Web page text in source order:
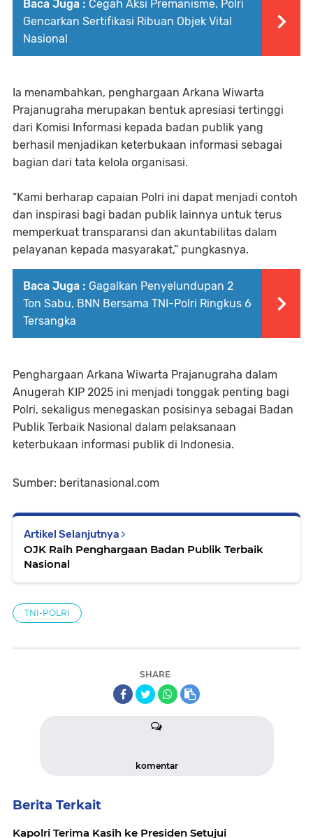
Baca Juga : Cegah Aksi Premanisme, Polri
Gencarkan Sertifikasi Ribuan Objek Vital
Nasional
Ia menambahkan, penghargaan Arkana Wiwarta
Prajanugraha merupakan bentuk apresiasi tertinggi
dari Komisi Informasi kepada badan publik yang
berhasil menjadikan keterbukaan informasi sebagai
bagian dari tata kelola organisasi.
“Kami berharap capaian Polri ini dapat menjadi contoh
dan inspirasi bagi badan publik lainnya untuk terus
memperkuat transparansi dan akuntabilitas dalam
pelayanan kepada masyarakat,” pungkasnya.
Baca Juga : Gagalkan Penyelundupan 2
Ton Sabu, BNN Bersama TNI-Polri Ringkus 6
Tersangka
Penghargaan Arkana Wiwarta Prajanugraha dalam
Anugerah KIP 2025 ini menjadi tonggak penting bagi
Polri, sekaligus menegaskan posisinya sebagai Badan
Publik Terbaik Nasional dalam pelaksanaan
keterbukaan informasi publik di Indonesia.
Sumber: beritanasional.com
Artikel Selanjutnya
OJK Raih Penghargaan Badan Publik Terbaik
Nasional
TNI-POLRI
SHARE
komentar
Berita Terkait
Kapolri Terima Kasih ke Presiden Setujui